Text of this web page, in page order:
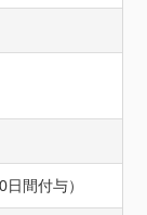
間付与）